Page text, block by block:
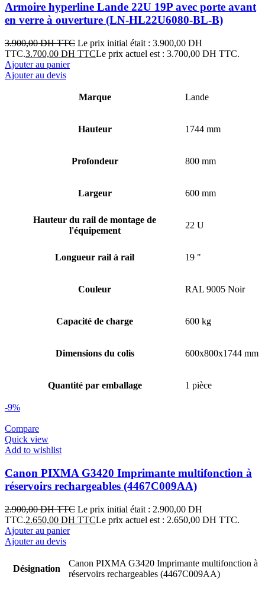
Armoire hyperline Lande 22U 19P avec porte avant
en verre à ouverture (LN-HL22U6080-BL-B)
3.900,00DH TTC Le prix initial était : 3.900,00 DH
TTC.3.700,00 DH TTCLe prix actuel est : 3.700,00 DH TTC.
Ajouter au panier
Ajouter au devis
Marque Lande
Hauteur 1744 mm
Profondeur 800 mm
Largeur 600 mm
Hauteur du rail de montage de
l'équipement
22 U
Longueur rail à rail 19 "
Couleur RAL 9005 Noir
Capacité de charge 600 kg
Dimensions du colis 600x800x1744 mm
Quantité par emballage 1 pièce
-9%
Compare
Quick view
Add to wishlist
Canon PIXMA G3420 Imprimante multifonction à
réservoirs rechargeables (4467C009AA)
2.900,00DH TTC Le prix initial était : 2.900,00 DH
TTC.2.650,00 DH TTCLe prix actuel est : 2.650,00 DH TTC.
Ajouter au panier
Ajouter au devis
Désignation
Canon PIXMA G3420 Imprimante multifonction à
réservoirs rechargeables (4467C009AA)